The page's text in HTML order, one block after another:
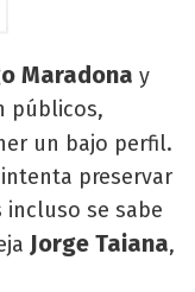
Maradona y
públicos,
un bajo perfil.
preservar
se sabe
Jorge Taiana,